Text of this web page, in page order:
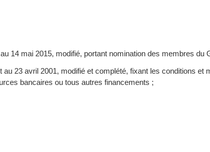
14 mai 2015, modifié, portant nomination des membres du
23 avril 2001, modifié et complété, fixant les conditions et
bancaires ou tous autres financements ;